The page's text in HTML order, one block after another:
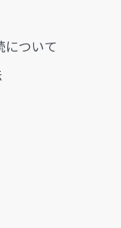
について